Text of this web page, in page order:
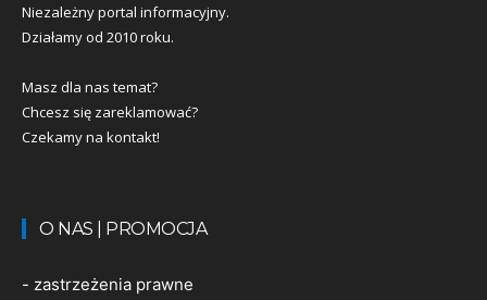
Niezależny portal informacyjny.
Działamy od 2010 roku.
Masz dla nas temat?
Chcesz się zareklamować?
Czekamy na kontakt!
O NAS | PROMOCJA
- zastrzeżenia prawne